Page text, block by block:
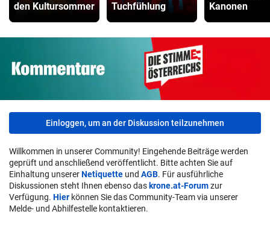
den Kultursommer
Tuchfühlung
Kanonen
Einloggen, um an der Diskussion teilzunehmen
Willkommen in unserer Community! Eingehende Beiträge werden
geprüft und anschließend veröffentlicht. Bitte achten Sie auf
Einhaltung unsererNetiquette und AGB. Für ausführliche
Diskussionen steht Ihnen ebenso das krone.at-Forumzur
Verfügung. Hier können Sie das Community-Team via unserer
Melde- und Abhilfestelle kontaktieren.